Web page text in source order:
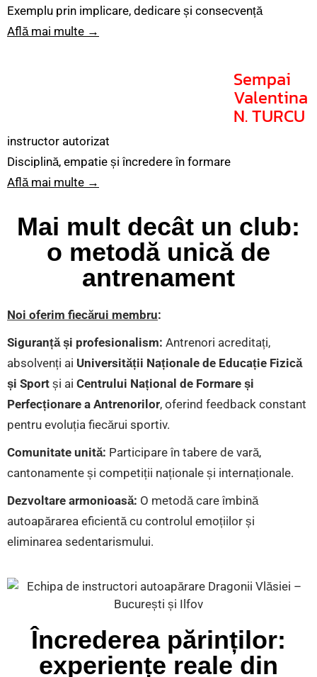
Exemplu prin implicare, dedicare și consecvență
Află mai multe →
Sempai
Valentina
N. TURCU
instructor autorizat
Disciplină, empatie și încredere în formare
Află mai multe →
Mai mult decât un club:
o metodă unică de
antrenament
Noi oferim fiecărui membru:
Siguranță și profesionalism: Antrenori acreditați,
absolvenți ai Universității Naționale de Educație Fizică
și Sport și ai Centrului Național de Formare și
Perfecționare a Antrenorilor, oferind feedback constant
pentru evoluția fiecărui sportiv.
Comunitate unită: Participare în tabere de vară,
cantonamente și competiții naționale și internaționale.
Dezvoltare armonioasă: O metodă care îmbină
autoapărarea eficientă cu controlul emoțiilor și
eliminarea sedentarismului.
Încrederea părinților:
experiențe reale din